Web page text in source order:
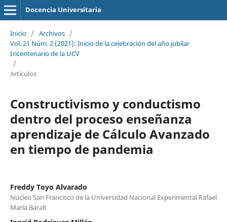
Docencia Universitaria
Inicio / Archivos /
Vol. 21 Núm. 2 (2021): Inicio de la celebración del año jubilar
tricentenario de la UCV
/
Artículos
Constructivismo y conductismo
dentro del proceso enseñanza
aprendizaje de Cálculo Avanzado
en tiempo de pandemia
Freddy Toyo Alvarado
Núcleo San Francisco de la Universidad Nacional Experimental Rafael
María Baralt